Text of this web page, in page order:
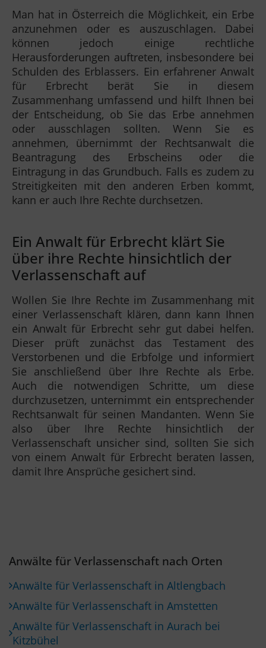
Man hat in Österreich die Möglichkeit, ein Erbe
anzunehmen oder es auszuschlagen. Dabei
können jedoch einige rechtliche
Herausforderungen auftreten, insbesondere bei
Schulden des Erblassers. Ein erfahrener Anwalt
für Erbrecht berät Sie in diesem
Zusammenhang umfassend und hilft Ihnen bei
der Entscheidung, ob Sie das Erbe annehmen
oder ausschlagen sollten. Wenn Sie es
annehmen, übernimmt der Rechtsanwalt die
Beantragung des Erbscheins oder die
Eintragung in das Grundbuch. Falls es zudem zu
Streitigkeiten mit den anderen Erben kommt,
kann er auch Ihre Rechte durchsetzen.
Ein Anwalt für Erbrecht klärt Sie
über ihre Rechte hinsichtlich der
Verlassenschaft auf
Wollen Sie Ihre Rechte im Zusammenhang mit
einer Verlassenschaft klären, dann kann Ihnen
ein Anwalt für Erbrecht sehr gut dabei helfen.
Dieser prüft zunächst das Testament des
Verstorbenen und die Erbfolge und informiert
Sie anschließend über Ihre Rechte als Erbe.
Auch die notwendigen Schritte, um diese
durchzusetzen, unternimmt ein entsprechender
Rechtsanwalt für seinen Mandanten. Wenn Sie
also über Ihre Rechte hinsichtlich der
Verlassenschaft unsicher sind, sollten Sie sich
von einem Anwalt für Erbrecht beraten lassen,
damit Ihre Ansprüche gesichert sind.
Anwälte für Verlassenschaft nach Orten
Anwälte für Verlassenschaft in Altlengbach
Anwälte für Verlassenschaft in Amstetten
Anwälte für Verlassenschaft in Aurach bei
Kitzbühel